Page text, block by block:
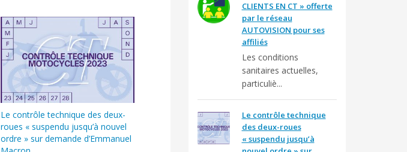
Le contrôle technique des deux-
roues « suspendu jusqu’à nouvel
ordre » sur demande d’Emmanuel
CLIENTS EN CT » offerte
par le réseau
AUTOVISION pour ses
affiliés
Les conditions
sanitaires actuelles,
particuliè...
Le contrôle technique
des deux-roues
« suspendu jusqu’à